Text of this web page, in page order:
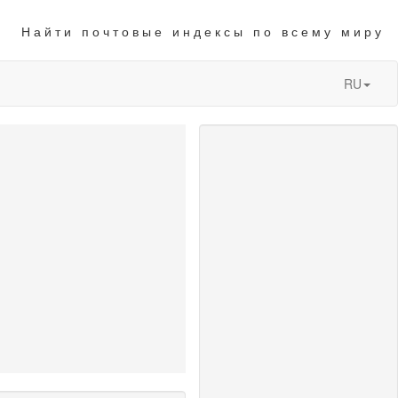
Найти почтовые индексы по всему миру
RU